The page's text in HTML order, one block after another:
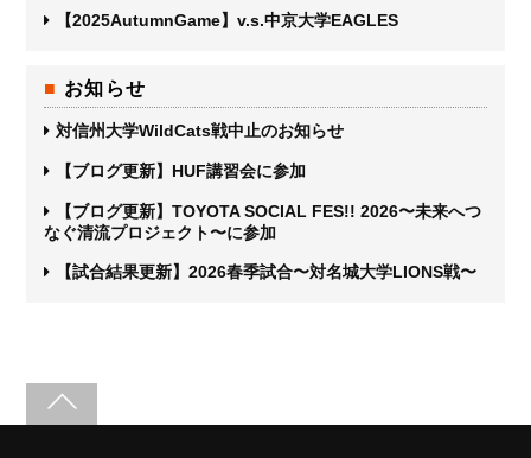
【2025AutumnGame】v.s.中京大学EAGLES
お知らせ
対信州大学WildCats戦中止のお知らせ
【ブログ更新】HUF講習会に参加
【ブログ更新】TOYOTA SOCIAL FES!! 2026〜未来へつ
なぐ清流プロジェクト〜に参加
【試合結果更新】2026春季試合〜対名城大学LIONS戦〜